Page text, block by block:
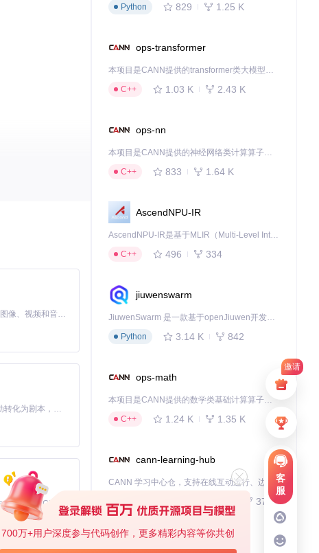
邀请
客
服
700万+用户深度参与代码创作，更多精彩内容等你共创
代码，还有一
作的AI代理团
化。
MiniMax H3 是一个通用的全模态生成系统。它支持对由文本、图像、视频和音频组成的多模态上下文进行统一理解，并能生成分辨率高达 2K、时长可达 15 秒的带原生立体声音频的视频。得益于面向任务泛化的系统设计，H3 在预训练阶段就已具备广泛的多模态上下文理解与生成能力，能够出色地执行复杂的多模态指令。
Toonflow 是一款 AI 短剧漫剧工具，能够利用 AI 技术将小说自动转化为剧本，并结合 AI 生成的图片和视频，实现高效的短剧创作。借助 Toonflow，可以轻松完成从文字到影像的全流程，让短剧制作变得更加智能与便捷。
免费、本地、开源的 24/7 全天候 Cowork 应用，以及适用于 Gemini CLI、Claude Code、Codex、OpenCode、Qwen Code、Goose CLI、Auggie 等的 OpenClaw | 🌟 喜欢就点star吧
Python
829 1.25 K
ops-transformer
本项目是CANN提供的transformer类大模型算子库，实现网络在NPU上加速计算。
C++
1.03 K 2.43 K
ops-nn
本项目是CANN提供的神经网络类计算算子库，实现网络在NPU上加速计算。
C++
833 1.64 K
AscendNPU-IR
AscendNPU-IR是基于MLIR（Multi-Level Intermediate Representation）构建的，面向昇腾亲和算子编译时使用的中间表示，提供昇腾完备表达能力，通过编译优化提升昇腾AI处理器计算效率，支持通过生态框架使能昇腾AI处理器与深度调优
C++
496 334
jiuwenswarm
JiuwenSwarm 是一款基于openJiuwen开发的智能AI Agent，它能够将大语言模型的强大能力，通过你日常使用的各类通讯应用，直接延伸至你的指尖。
Python
3.14 K 842
ops-math
本项目是CANN提供的数学类基础计算算子库，实现网络在NPU上加速计算。
C++
1.24 K 1.35 K
cann-learning-hub
Jupyter Notebook
372
kernel